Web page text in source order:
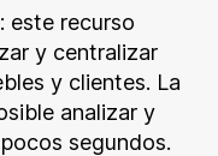
este recurso
y centralizar
y clientes. La
analizar y
segundos.